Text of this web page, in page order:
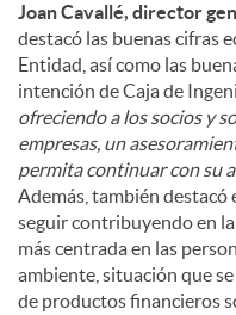
Joan Cavallé, director
destacó las buenas cifras
Entidad, así como las
intención de Caja de
ofreciendo a los socios y
empresas, un
permita continuar con su
Además, también
seguir contribuyendo en
más centrada en las
ambiente, situación que
de productos financieros